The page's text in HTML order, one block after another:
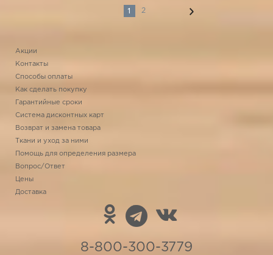
1 2
Акции
Контакты
Способы оплаты
Как сделать покупку
Гарантийные сроки
Система дисконтных карт
Возврат и замена товара
Ткани и уход за ними
Помощь для определения размера
Вопрос/Ответ
Цены
Доставка
8-800-300-3779